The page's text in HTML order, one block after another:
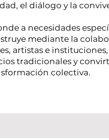
el diálogo y la
a necesidades
mediante la
artistas e
tradicionales y
colectiva.